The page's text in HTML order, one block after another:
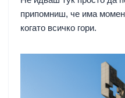
припомниш, че има
когато всичко гори.